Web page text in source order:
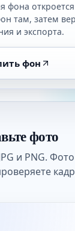
фона откроется
там, затем
и экспорта.
фон
фото
и PNG.